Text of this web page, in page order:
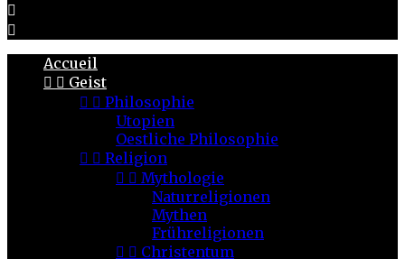


Accueil
  Geist
  Philosophie
Utopien
Oestliche Philosophie
  Religion
  Mythologie
Naturreligionen
Mythen
Frühreligionen
  Christentum